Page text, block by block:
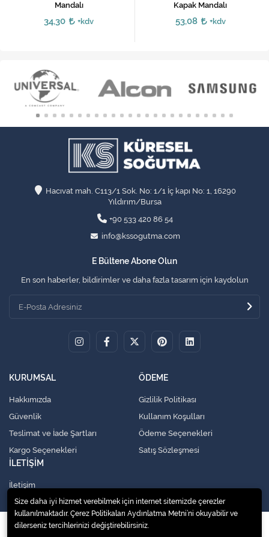
Mandalı
34,30 +kdv
Kapak Mandalı
53,08 +kdv
Hacıvat mah. C113/1 Sok. No: 1/1 İç kapı No: 1, 16290
Yıldırım/Bursa
+90 533 420 86 54
info@kssogutma.com
E Bültene Abone Olun
En son haberler, bildirimler ve daha fazla tasarım için kaydolun
KURUMSAL
Hakkımızda
Güvenlik
Teslimat ve İade Şartları
Kargo Seçenekleri
ÖDEME
Gizlilik Politikası
Kullanım Koşulları
Ödeme Seçenekleri
Satış Sözleşmesi
İLETİŞİM
İletişim
© 2020Küresel Soğutma Sistemleri Yedek Parça San. Ve Tic. Ltd. Şti.
Size daha iyi hizmet verebilmek için internet sitemizde çerezler
kullanılmaktadır. Çerez Politikaları Aydınlatma Metni’ni okuyabilir ve
dilerseniz tercihlerinizi değiştirebilirsiniz.